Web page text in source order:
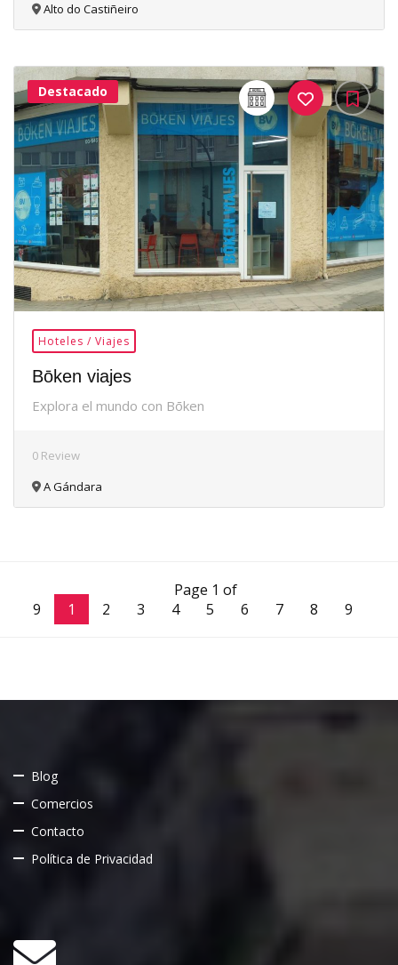
Alto do Castiñeiro
32Me
Gusta
Destacado
Hoteles / Viajes
Bōken viajes
Explora el mundo con Bōken
0 Review
A Gándara
Page 1 of
9
1 2 3 4 5 6 7 8 9
Blog
Comercios
Contacto
Política de Privacidad